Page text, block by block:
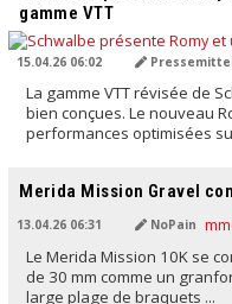
gamme VTT
15.04.26 06:02
La gamme VTT révisée de
bien conçues. Le nouveau
performances optimisées
Merida Mission Gravel
13.04.26 06:31 NoPain
Le Merida Mission 10K se
de 30 mm comme un
large plage de braquets ...